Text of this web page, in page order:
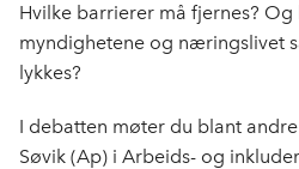
Hvilke barrierer må fjernes? Og
myndighetene og næringslivet
lykkes?
I debatten møter du blant
Søvik (Ap) i Arbeids- og